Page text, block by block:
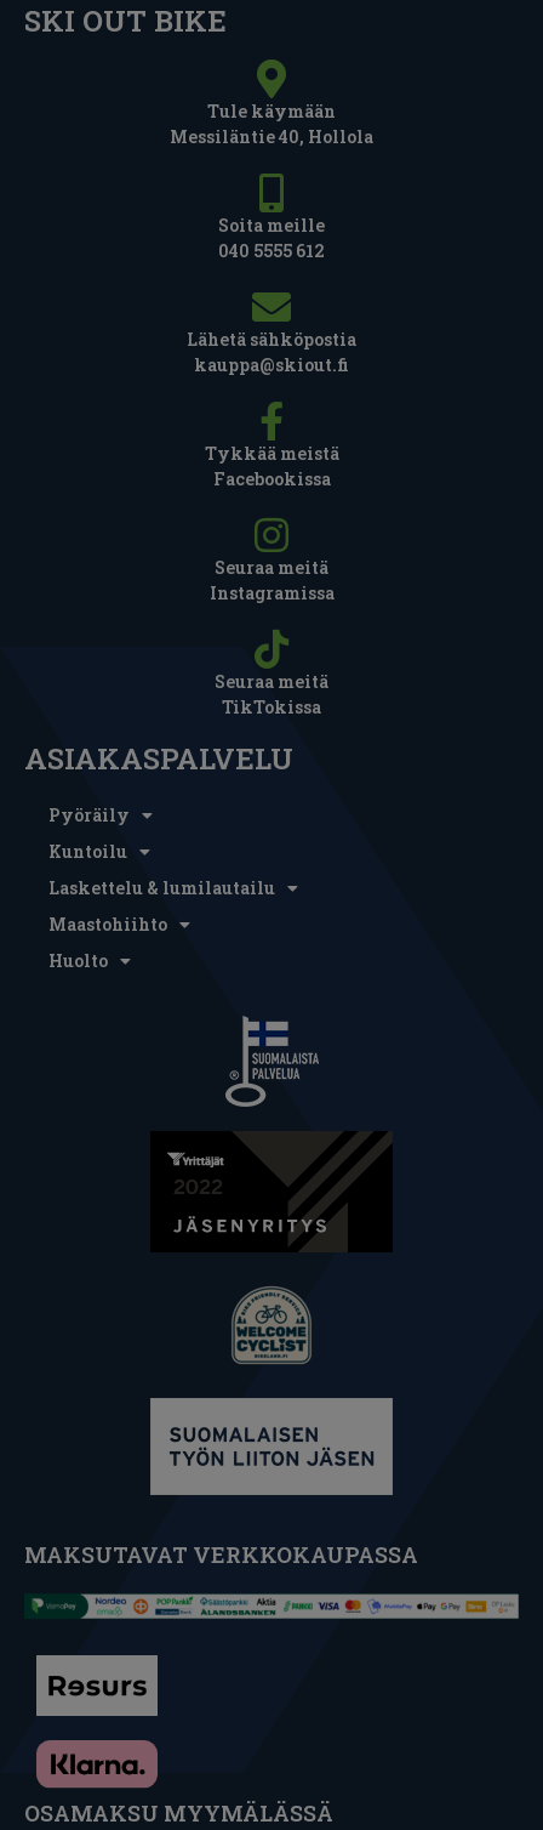
SKI OUT BIKE
Tule käymään
Messiläntie 40, Hollola
Soita meille
040 5555 612
Lähetä sähköpostia
kauppa@skiout.fi
Tykkää meistä
Facebookissa
Seuraa meitä
Instagramissa
Seuraa meitä
TikTokissa
ASIAKASPALVELU
Pyöräily
Kuntoilu
Laskettelu & lumilautailu
Maastohiihto
Huolto
MAKSUTAVAT VERKKOKAUPASSA
OSAMAKSU MYYMÄLÄSSÄ